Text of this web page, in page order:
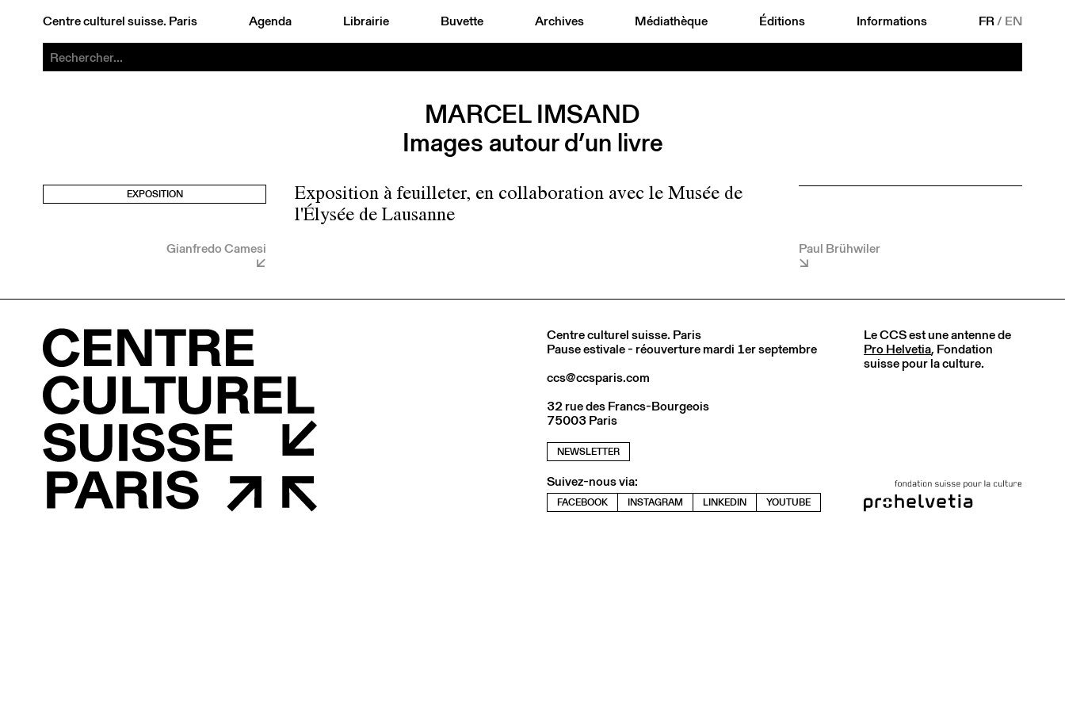
Centre culturel suisse. Paris Agenda Librairie Buvette Archives Médiathèque Éditions Informations FR/ EN
MARCEL IMSAND
Images autour d’un livre
EXPOSITION
Gianfredo Camesi
Exposition à feuilleter, en collaboration avec le Musée de
l'Élysée de Lausanne
Paul Brühwiler
Centre culturel suisse. Paris
Pause estivale - réouverture mardi 1er septembre
ccs@ccsparis.com
32 rue des Francs-Bourgeois
75003 Paris
NEWSLETTER
Suivez-nous via:
FACEBOOK INSTAGRAM LINKEDIN YOUTUBE
Le CCS est une antenne de
Pro Helvetia, Fondation
suisse pour la culture.